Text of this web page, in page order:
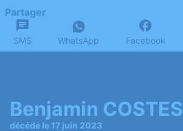
Partager
SMS WhatsApp Facebook
Benjamin COSTES
décédé le 17 juin 2023